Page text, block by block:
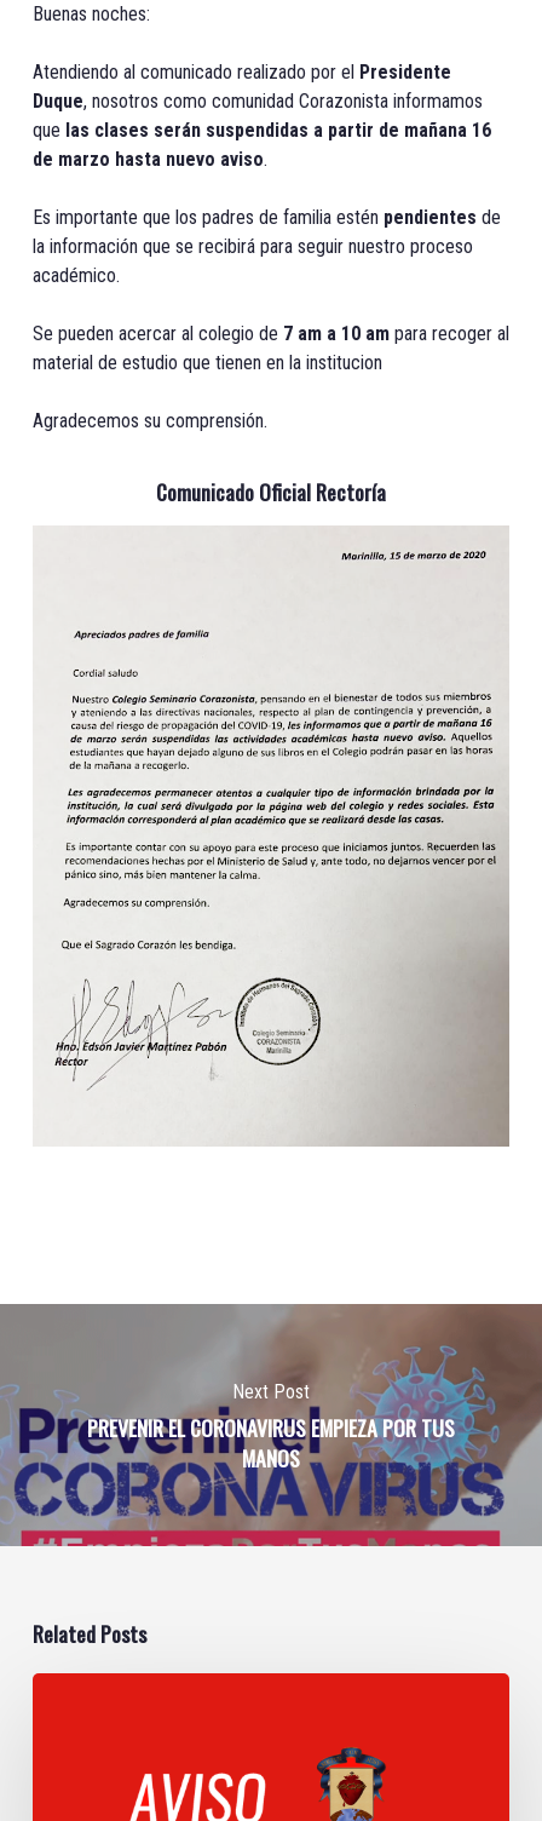
Buenas noches:
Atendiendo al comunicado realizado por el Presidente
Duque, nosotros como comunidad Corazonista informamos
que las clases serán suspendidas a partir de mañana 16
de marzo hasta nuevo aviso.
Es importante que los padres de familia estén pendientes de
la información que se recibirá para seguir nuestro proceso
académico.
Se pueden acercar al colegio de 7 am a 10 ampara recoger al
material de estudio que tienen en la institucion
Agradecemos su comprensión.
Comunicado Oficial Rectoría
Next Post
PREVENIR EL CORONAVIRUS EMPIEZA POR TUS
MANOS
Related Posts